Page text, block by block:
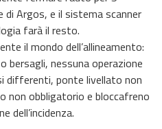
Argos, e il sistema scanner
farà il resto.
il mondo dell’allineamento:
bersagli, nessuna operazione
differenti, ponte livellato non
non obbligatorio e bloccafreno
dell’incidenza.